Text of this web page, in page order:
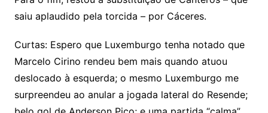
saiu aplaudido pela torcida – por Cáceres.
Curtas: Espero que Luxemburgo tenha notado que
Marcelo Cirino rendeu bem mais quando atuou
deslocado à esquerda; o mesmo Luxemburgo me
surpreendeu ao anular a jogada lateral do Resende;